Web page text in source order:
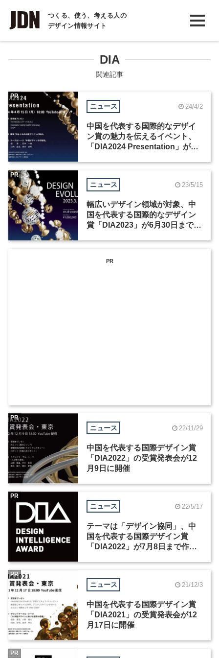
つくる、使う、考える人の
デザイン情報サイト
INTERVIEW
インタビュー
COLUMN
コラム
DIA
関連記事
ニュース 24/4/2
中国を代表する国際的なデザイ
ン賞の魅力を伝えるイベント、
「DIA2024 Presentation」が4
PR
ニュース 23/5/15
幅広いデザイン領域が対象、中
国を代表する国際的なデザイン
賞「DIA2023」が6月30日まで作
PR
PR
ニュース 22/11/29
中国を代表する国際デザイン賞
「DIA2022」の受賞発表会が12
月9日に開催
PR
ニュース 22/5/17
テーマは「デザイン協同」、中
国を代表する国際デザイン賞
「DIA2022」が7月8日まで作品
PR
ニュース 21/12/3
中国を代表する国際デザイン賞
「DIA2021」の受賞発表会が12
月17日に開催
PR
PR